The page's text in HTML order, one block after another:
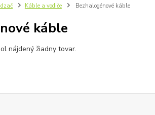
Káble a vodiče Bezhalogénové káble
káble
nájdený žiadny tovar.